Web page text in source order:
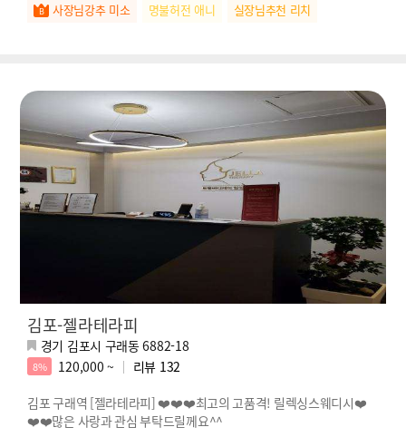
사장님강추 미소 명불허전 애니 실장님추천 리치
김포-젤라테라피
경기 김포시 구래동 6882-18
8% 120,000 ~ 리뷰 132
김포 구래역 [젤라테라피] ❤️❤️❤️최고의 고품격! 릴렉싱스웨디시❤️
❤️❤️많은 사랑과 관심 부탁드릴께요^^